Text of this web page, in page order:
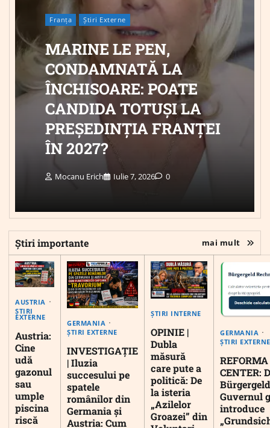
Franța Știri Externe
MARINE LE PEN,
CONDAMNATĂ LA
ÎNCHISOARE: POATE
CANDIDA TOTUȘI LA
PREȘEDINȚIA FRANȚEI
ÎN 2027?
Mocanu Erich Iulie 7, 2026 0
Știri importante mai mult
AUSTRIA
ȘTIRI
EXTERNE
Austria:
Cine
udă
gazonul
sau
umple
piscina
riscă
GERMANIA
ȘTIRI EXTERNE
INVESTIGAȚIE
| Iluzia
succesului pe
spatele
românilor din
Germania și
Austria: Cum
ȘTIRI INTERNE
OPINIE |
Dubla
măsură
care pute a
politică: De
la isteria
„Azilelor
Groazei” din
GERMANIA
ȘTIRI EXTERNE
CENTER:
Guvernul
introduce